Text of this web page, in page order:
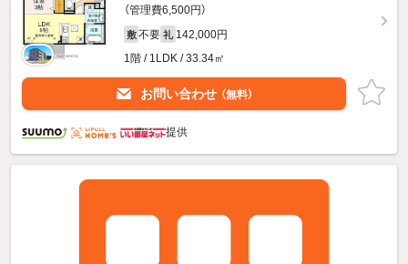
（管理費6,500円）
敷 不要 礼 142,000円
1階 / 1LDK / 33.34㎡
お問い合わせ （無料）
提供